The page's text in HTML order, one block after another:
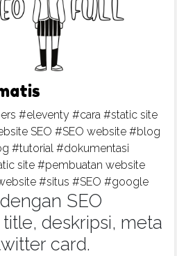
#eleventy #cara #static site
SEO #SEO website #blog
#tutorial #dokumentasi
site #pembuatan website
#situs #SEO #google
SEO
deskripsi, meta
card.